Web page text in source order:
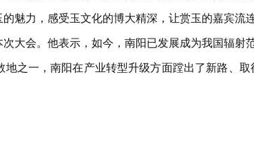
力，感受玉文化的博大精深，让赏玉的嘉宾流连
大会。他表示，如今，南阳已发展成为我国辐射
之一，南阳在产业转型升级方面蹚出了新路、